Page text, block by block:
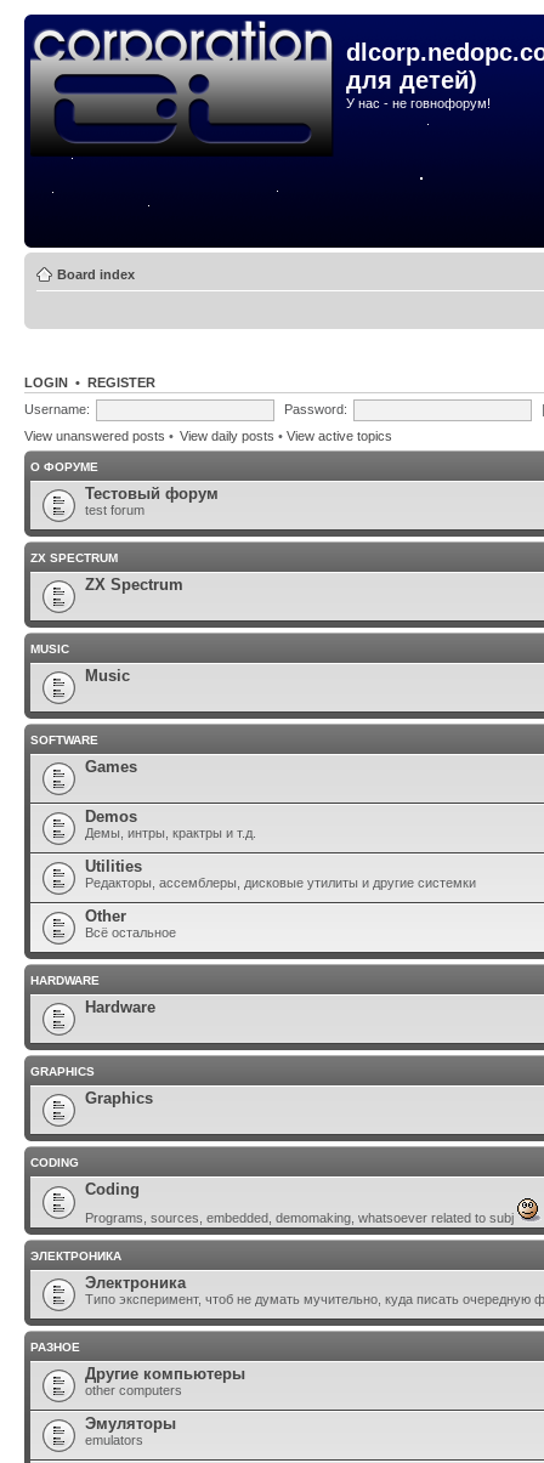
для детей)
У нас - не говнофорум!
Board index
LOGIN • REGISTER
Username:
Password:
View unanswered posts • View daily posts • View active topics
О ФОРУМЕ
Тестовый форум
test forum
ZX SPECTRUM
ZX Spectrum
MUSIC
Music
SOFTWARE
Games
Demos
Демы, интры, крактры и т.д.
Utilities
Редакторы, ассемблеры, дисковые утилиты и другие системки
Other
Всё остальное
HARDWARE
Hardware
GRAPHICS
Graphics
CODING
Coding
Programs, sources, embedded, demomaking, whatsoever related to subj
ЭЛЕКТРОНИКА
Электроника
Типо эксперимент, чтоб не думать мучительно, куда писать очередную
РАЗНОЕ
Другие компьютеры
other computers
Эмуляторы
emulators